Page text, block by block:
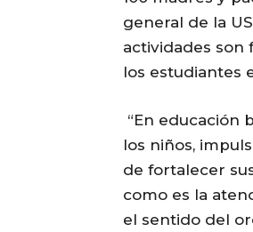
general de la
actividades son
los estudiantes
“En educación
los niños,
de fortalecer
como es la
el sentido del